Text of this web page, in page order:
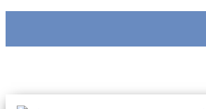
Hotline:0938 710 079